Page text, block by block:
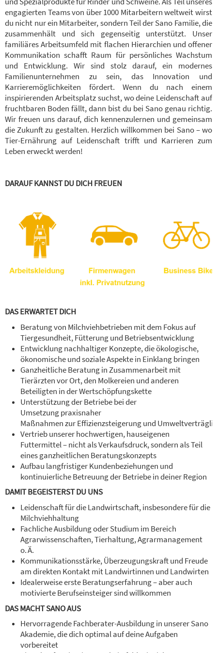
engagierten Teams von über 1000 Mitarbeitern weltweit wirst
du nicht nur ein Mitarbeiter, sondern Teil der Sano Familie, die
zusammenhält und sich gegenseitig unterstützt. Unser
familiäres Arbeitsumfeld mit flachen Hierarchien und offener
Kommunikation schafft Raum für persönliches Wachstum
und Entwicklung. Wir sind stolz darauf, ein modernes
Familienunternehmen zu sein, das Innovation und
Karrieremöglichkeiten fördert. Wenn du nach einem
inspirierenden Arbeitsplatz suchst, wo deine Leidenschaft auf
fruchtbaren Boden fällt, dann bist du bei Sano genau richtig.
Wir freuen uns darauf, dich kennenzulernen und gemeinsam
die Zukunft zu gestalten. Herzlich willkommen bei Sano – wo
Tier-Ernährung auf Leidenschaft trifft und Karrieren zum
Leben erweckt werden!
DARAUF KANNST DU DICH FREUEN
DAS ERWARTET DICH
Beratung von Milchviehbetrieben mit dem Fokus auf
Tiergesundheit, Fütterung und Betriebsentwicklung
Entwicklung nachhaltiger Konzepte, die ökologische,
ökonomische und soziale Aspekte in Einklang bringen
Ganzheitliche Beratung in Zusammenarbeit mit
Tierärzten vor Ort, den Molkereien und anderen
Beteiligten in der Wertschöpfungskette
Unterstützung der Betriebe bei der
Umsetzung praxisnaher
Maßnahmen zur Effizienzsteigerung und
Vertrieb unserer hochwertigen, hauseigenen
Futtermittel – nicht als Verkaufsdruck, sondern als Teil
eines ganzheitlichen Beratungskonzepts
Aufbau langfristiger Kundenbeziehungen und
kontinuierliche Betreuung der Betriebe in deiner Region
DAMIT BEGEISTERST DU UNS
Leidenschaft für die Landwirtschaft, insbesondere für die
Milchviehhaltung
Fachliche Ausbildung oder Studium im Bereich
Agrarwissenschaften, Tierhaltung, Agrarmanagement
o. Ä.
Kommunikationsstärke, Überzeugungskraft und Freude
am direkten Kontakt mit Landwirtinnen und Landwirten
Idealerweise erste Beratungserfahrung – aber auch
motivierte Berufseinsteiger sind willkommen
DAS MACHT SANO AUS
Hervorragende Fachberater-Ausbildung in unserer Sano
Akademie, die dich optimal auf deine Aufgaben
vorbereitet